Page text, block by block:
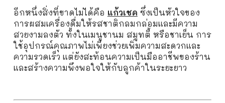
อีกหนึ่งสิ่งที่ขาดไม่ได้คือ แก้วเชค ซึ่งเป็นหัวใจของ
การผสมเครื่องดื่มให้รสชาติกลมกล่อมและมีความ
สวยงามลงตัว ทั้งในเมนูชานม สมูทตี้ หรือชาเย็น การ
ใช้อุปกรณ์คุณภาพไม่เพียงช่วยเพิ่มความสะดวกและ
ความรวดเร็ว แต่ยังสะท้อนความเป็นมืออาชีพของร้าน
และสร้างความพึงพอใจให้กับลูกค้าในระยะยาว